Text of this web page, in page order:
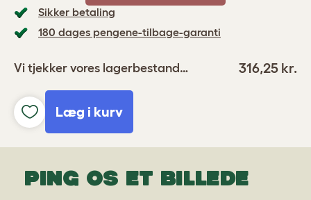
Sikker betaling
180 dages pengene-tilbage-garanti
Vi tjekker vores lagerbestand… 316,25 kr.
Læg i kurv
PING OS ET BILLEDE